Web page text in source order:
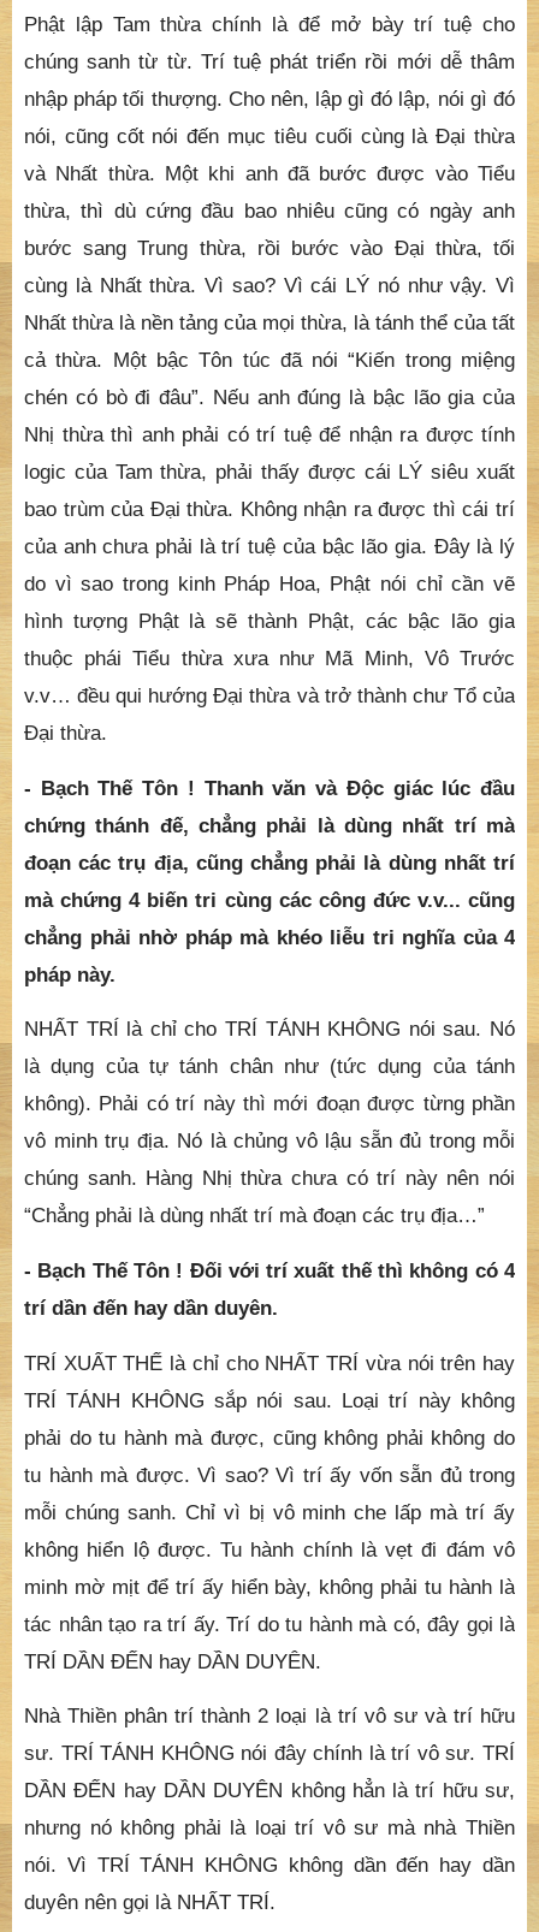
Phật lập Tam thừa chính là để mở bày trí tuệ cho
chúng sanh từ từ. Trí tuệ phát triển rồi mới dễ thâm
nhập pháp tối thượng. Cho nên, lập gì đó lập, nói gì đó
nói, cũng cốt nói đến mục tiêu cuối cùng là Đại thừa
và Nhất thừa. Một khi anh đã bước được vào Tiểu
thừa, thì dù cứng đầu bao nhiêu cũng có ngày anh
bước sang Trung thừa, rồi bước vào Đại thừa, tối
cùng là Nhất thừa. Vì sao? Vì cái LÝ nó như vậy. Vì
Nhất thừa là nền tảng của mọi thừa, là tánh thể của tất
cả thừa. Một bậc Tôn túc đã nói “Kiến trong miệng
chén có bò đi đâu”. Nếu anh đúng là bậc lão gia của
Nhị thừa thì anh phải có trí tuệ để nhận ra được tính
logic của Tam thừa, phải thấy được cái LÝ siêu xuất
bao trùm của Đại thừa. Không nhận ra được thì cái trí
của anh chưa phải là trí tuệ của bậc lão gia. Đây là lý
do vì sao trong kinh Pháp Hoa, Phật nói chỉ cần vẽ
hình tượng Phật là sẽ thành Phật, các bậc lão gia
thuộc phái Tiểu thừa xưa như Mã Minh, Vô Trước
v.v… đều qui hướng Đại thừa và trở thành chư Tổ của
Đại thừa.
- Bạch Thế Tôn ! Thanh văn và Độc giác lúc đầu
chứng thánh đế, chẳng phải là dùng nhất trí mà
đoạn các trụ địa, cũng chẳng phải là dùng nhất trí
mà chứng 4 biến tri cùng các công đức v.v... cũng
chẳng phải nhờ pháp mà khéo liễu tri nghĩa của 4
pháp này.
NHẤT TRÍ là chỉ cho TRÍ TÁNH KHÔNG nói sau. Nó
là dụng của tự tánh chân như (tức dụng của tánh
không). Phải có trí này thì mới đoạn được từng phần
vô minh trụ địa. Nó là chủng vô lậu sẵn đủ trong mỗi
chúng sanh. Hàng Nhị thừa chưa có trí này nên nói
“Chẳng phải là dùng nhất trí mà đoạn các trụ địa…”
- Bạch Thế Tôn ! Đối với trí xuất thế thì không có 4
trí dần đến hay dần duyên.
TRÍ XUẤT THẾ là chỉ cho NHẤT TRÍ vừa nói trên hay
TRÍ TÁNH KHÔNG sắp nói sau. Loại trí này không
phải do tu hành mà được, cũng không phải không do
tu hành mà được. Vì sao? Vì trí ấy vốn sẵn đủ trong
mỗi chúng sanh. Chỉ vì bị vô minh che lấp mà trí ấy
không hiển lộ được. Tu hành chính là vẹt đi đám vô
minh mờ mịt để trí ấy hiển bày, không phải tu hành là
tác nhân tạo ra trí ấy. Trí do tu hành mà có, đây gọi là
TRÍ DẦN ĐẾN hay DẦN DUYÊN.
Nhà Thiền phân trí thành 2 loại là trí vô sư và trí hữu
sư. TRÍ TÁNH KHÔNG nói đây chính là trí vô sư. TRÍ
DẦN ĐẾN hay DẦN DUYÊN không hẳn là trí hữu sư,
nhưng nó không phải là loại trí vô sư mà nhà Thiền
nói. Vì TRÍ TÁNH KHÔNG không dần đến hay dần
duyên nên gọi là NHẤT TRÍ.